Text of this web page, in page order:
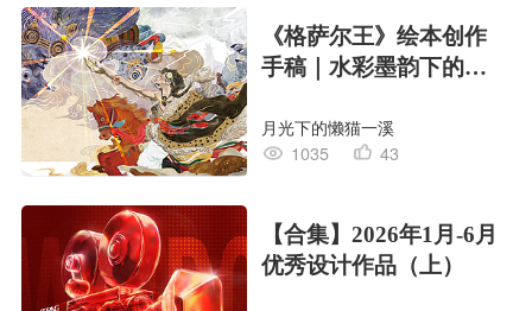
《格萨尔王》绘本创作
手稿｜水彩墨韵下的史
月光下的懒猫一溪
1035
43
【合集】2026年1月-6月
优秀设计作品（上）